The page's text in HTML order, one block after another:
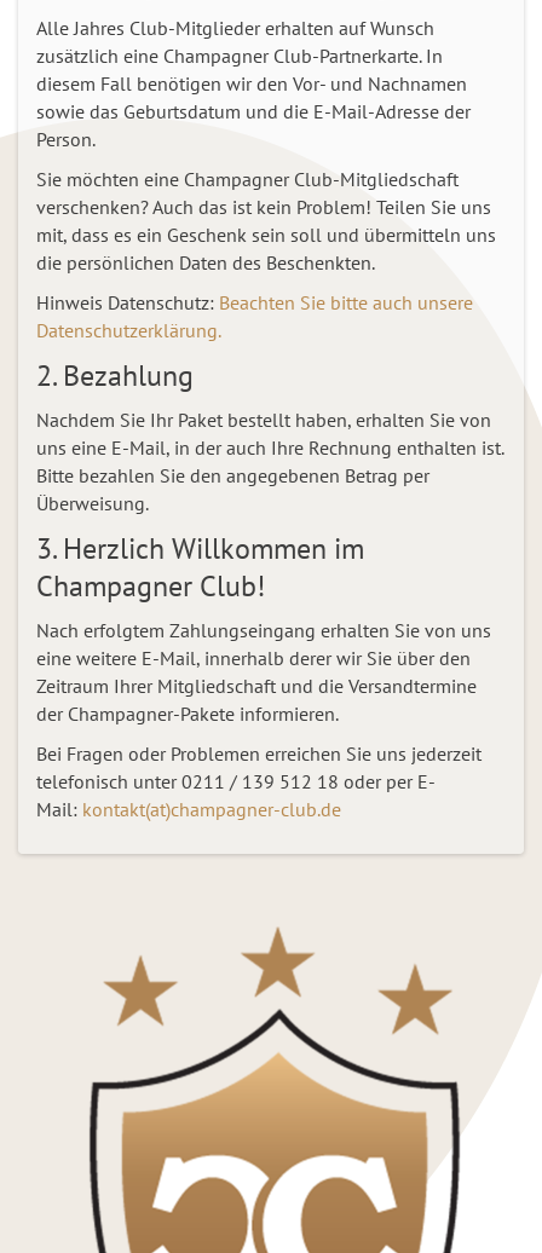
Alle Jahres Club-Mitglieder erhalten auf Wunsch
zusätzlich eine Champagner Club-Partnerkarte. In
diesem Fall benötigen wir den Vor- und Nachnamen
sowie das Geburtsdatum und die E-Mail-Adresse der
Person.
Sie möchten eine Champagner Club-Mitgliedschaft
verschenken? Auch das ist kein Problem! Teilen Sie uns
mit, dass es ein Geschenk sein soll und übermitteln uns
die persönlichen Daten des Beschenkten.
Hinweis Datenschutz: Beachten Sie bitte auch unsere
Datenschutzerklärung.
2. Bezahlung
Nachdem Sie Ihr Paket bestellt haben, erhalten Sie von
uns eine E-Mail, in der auch Ihre Rechnung enthalten ist.
Bitte bezahlen Sie den angegebenen Betrag per
Überweisung.
3. Herzlich Willkommen im
Champagner Club!
Nach erfolgtem Zahlungseingang erhalten Sie von uns
eine weitere E-Mail, innerhalb derer wir Sie über den
Zeitraum Ihrer Mitgliedschaft und die Versandtermine
der Champagner-Pakete informieren.
Bei Fragen oder Problemen erreichen Sie uns jederzeit
telefonisch unter 0211 / 139 512 18 oder per E-
Mail: kontakt(at)champagner-club.de